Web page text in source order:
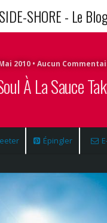
SIDE-SHORE - Le
2010 • Aucun
À La Sauce
Épingler